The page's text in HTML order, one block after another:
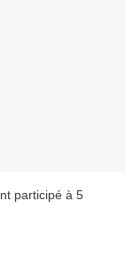
participé à 5